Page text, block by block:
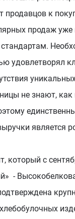
продавцов к
продаж уже
стандартам.
удовлетворял
не знают,
является
который с
-